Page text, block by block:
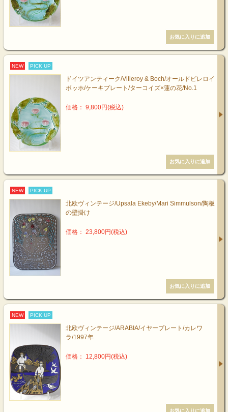
NEW PICK UP
ドイツアンティーク/Villeroy & Boch/オールドビレロイ
ボッホ/ケーキプレート/ターコイズ×蓮の花/No.1
価格： 9,800円(税込)
NEW PICK UP
北欧ヴィンテージ/Upsala Ekeby/Mari Simmulson/陶板
の壁掛け
価格： 23,800円(税込)
NEW PICK UP
北欧ヴィンテージ/ARABIA/イヤープレート/カレワ
ラ/1997年
価格： 12,800円(税込)